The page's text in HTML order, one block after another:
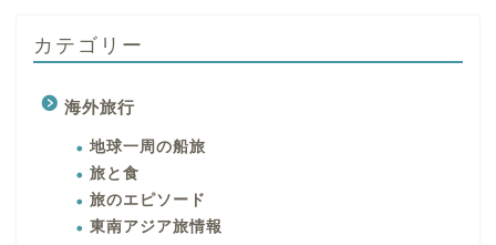
カテゴリー
海外旅行
地球一周の船旅
旅と食
旅のエピソード
東南アジア旅情報